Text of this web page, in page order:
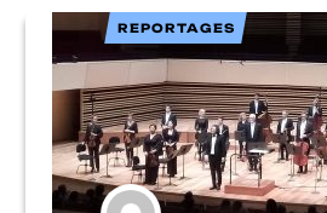
REPORTAGES